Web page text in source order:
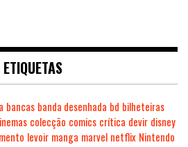
ETIQUETAS
bancas banda desenhada bd bilheteiras
colecção comics crítica devir disney
levoir manga marvel netflix Nintendo